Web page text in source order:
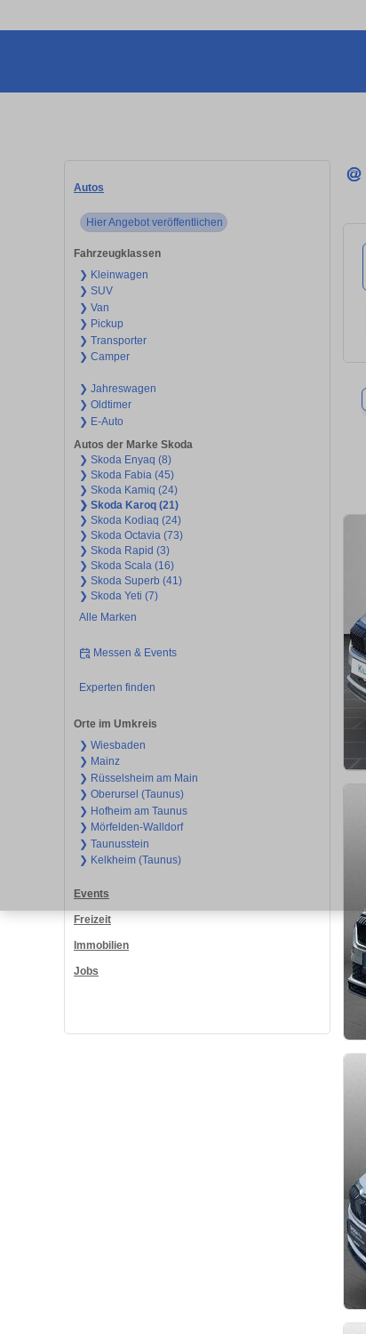
Autos
Hier Angebot veröffentlichen
Fahrzeugklassen
❯ Kleinwagen
❯ SUV
❯ Van
❯ Pickup
❯ Transporter
❯ Camper
❯ Jahreswagen
❯ Oldtimer
❯ E-Auto
Autos der Marke Skoda
❯ Skoda Enyaq (8)
❯ Skoda Fabia (45)
❯ Skoda Kamiq (24)
❯ Skoda Karoq (21)
❯ Skoda Kodiaq (24)
❯ Skoda Octavia (73)
❯ Skoda Rapid (3)
❯ Skoda Scala (16)
❯ Skoda Superb (41)
❯ Skoda Yeti (7)
Alle Marken
Messen & Events
Experten finden
Orte im Umkreis
❯ Wiesbaden
❯ Mainz
❯ Rüsselsheim am Main
❯ Oberursel (Taunus)
❯ Hofheim am Taunus
❯ Mörfelden-Walldorf
❯ Taunusstein
❯ Kelkheim (Taunus)
Events
Freizeit
Immobilien
Jobs